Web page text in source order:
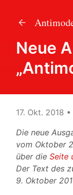
Neue
17. Okt. 2018 •
Die neue
vom Oktober
über die Seite
Der Text des
9. Oktober